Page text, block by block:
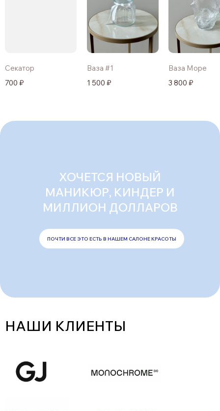
1 500 ₽
Ваза #1
3 800 ₽
Ваза Море
700 ₽
Секатор
ХОЧЕТСЯ НОВЫЙ
МАНИКЮР, КИНДЕР И
МИЛЛИОН ДОЛЛАРОВ
ПОЧТИ ВСЕ ЭТО ЕСТЬ В НАШЕМ САЛОНЕ КРАСОТЫ
НАШИ КЛИЕНТЫ